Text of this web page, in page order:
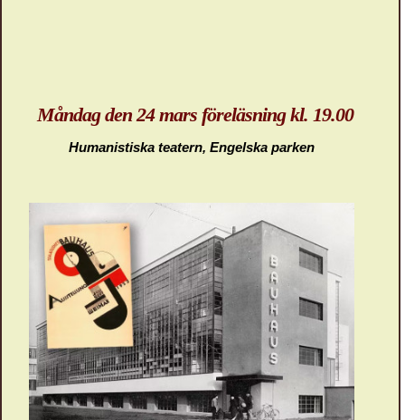
Måndag den 24 mars föreläsning kl. 19.00
Humanistiska teatern, Engelska parken